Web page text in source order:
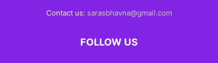
Contact us: sarasbhavna@gmail.com
FOLLOW US